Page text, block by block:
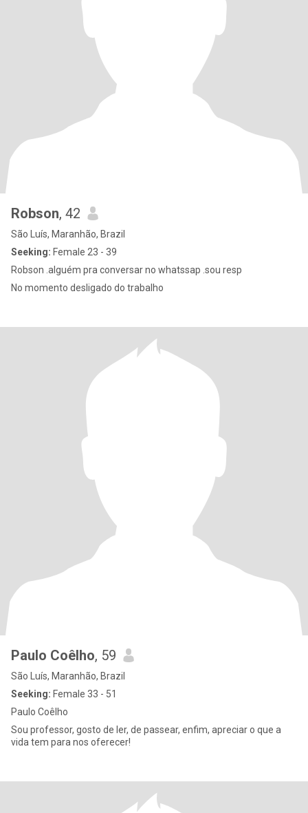
Robson, 42
São Luís, Maranhão, Brazil
Seeking: Female 23 - 39
Robson .alguém pra conversar no whatssap .sou resp
No momento desligado do trabalho
Paulo Coêlho, 59
São Luís, Maranhão, Brazil
Seeking: Female 33 - 51
Paulo Coêlho
Sou professor, gosto de ler, de passear, enfim, apreciar o que a
vida tem para nos oferecer!